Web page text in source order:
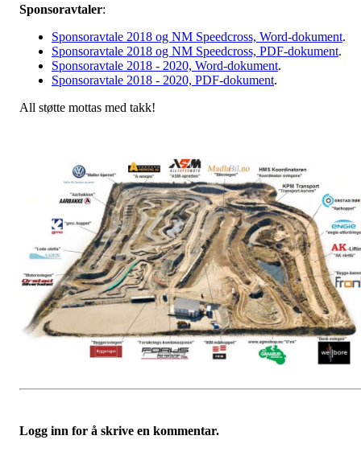
Sponsoravtaler:
Sponsoravtale 2018 og NM Speedcross, Word-dokument.
Sponsoravtale 2018 og NM Speedcross, PDF-dokument.
Sponsoravtale 2018 - 2020, Word-dokument.
Sponsoravtale 2018 - 2020, PDF-dokument.
All støtte mottas med takk!
Logg inn for å skrive en kommentar.